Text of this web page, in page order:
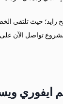
زايد؛ حيث تلتقي
الآن على:
ايفوري